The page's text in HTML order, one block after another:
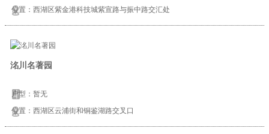
位置：西湖区紫金港科技城紫宣路与振中路交汇处
洺川名著园
户型：暂无
位置：西湖区云浦街和铜鉴湖路交叉口